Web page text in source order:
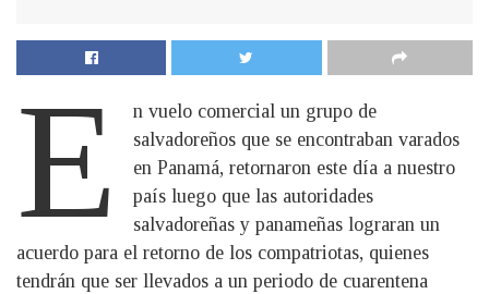
E
n vuelo comercial un grupo de
salvadoreños que se encontraban varados
en Panamá, retornaron este día a nuestro
país luego que las autoridades
salvadoreñas y panameñas lograran un
acuerdo para el retorno de los compatriotas, quienes
tendrán que ser llevados a un periodo de cuarentena